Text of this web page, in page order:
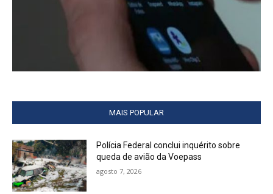
MAIS POPULAR
Polícia Federal conclui inquérito sobre
queda de avião da Voepass
agosto 7, 2026